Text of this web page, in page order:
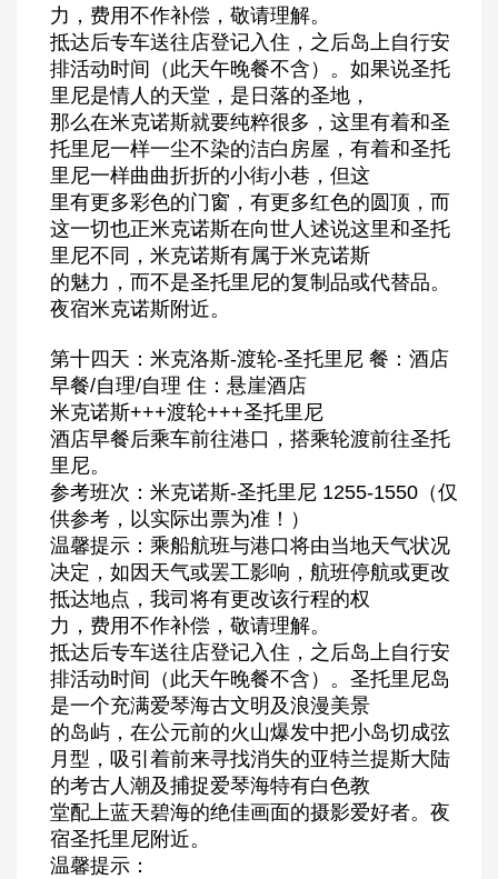
力，费用不作补偿，敬请理解。
抵达后专车送往店登记入住，之后岛上自行安
排活动时间（此天午晚餐不含）。如果说圣托
里尼是情人的天堂，是日落的圣地，
那么在米克诺斯就要纯粹很多，这里有着和圣
托里尼一样一尘不染的洁白房屋，有着和圣托
里尼一样曲曲折折的小街小巷，但这
里有更多彩色的门窗，有更多红色的圆顶，而
这一切也正米克诺斯在向世人述说这里和圣托
里尼不同，米克诺斯有属于米克诺斯
的魅力，而不是圣托里尼的复制品或代替品。
夜宿米克诺斯附近。
第十四天：米克洛斯-渡轮-圣托里尼 餐：酒店
早餐/自理/自理 住：悬崖酒店
米克诺斯+++渡轮+++圣托里尼
酒店早餐后乘车前往港口，搭乘轮渡前往圣托
里尼。
参考班次：米克诺斯-圣托里尼 1255-1550（仅
供参考，以实际出票为准！）
温馨提示：乘船航班与港口将由当地天气状况
决定，如因天气或罢工影响，航班停航或更改
抵达地点，我司将有更改该行程的权
力，费用不作补偿，敬请理解。
抵达后专车送往店登记入住，之后岛上自行安
排活动时间（此天午晚餐不含）。圣托里尼岛
是一个充满爱琴海古文明及浪漫美景
的岛屿，在公元前的火山爆发中把小岛切成弦
月型，吸引着前来寻找消失的亚特兰提斯大陆
的考古人潮及捕捉爱琴海特有白色教
堂配上蓝天碧海的绝佳画面的摄影爱好者。夜
宿圣托里尼附近。
温馨提示：